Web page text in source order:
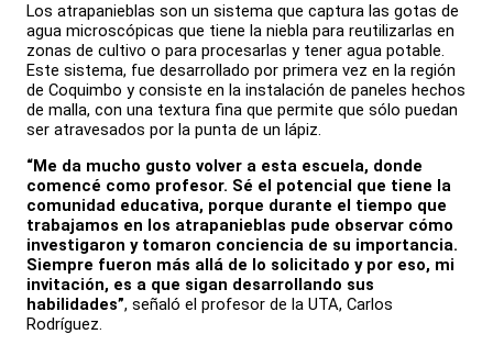
Los atrapanieblas son un sistema que captura las gotas de
agua microscópicas que tiene la niebla para reutilizarlas en
zonas de cultivo o para procesarlas y tener agua potable.
Este sistema, fue desarrollado por primera vez en la región
de Coquimbo y consiste en la instalación de paneles hechos
de malla, con una textura fina que permite que sólo puedan
ser atravesados por la punta de un lápiz.
“Me da mucho gusto volver a esta escuela, donde
comencé como profesor. Sé el potencial que tiene la
comunidad educativa, porque durante el tiempo que
trabajamos en los atrapanieblas pude observar cómo
investigaron y tomaron conciencia de su importancia.
Siempre fueron más allá de lo solicitado y por eso, mi
invitación, es a que sigan desarrollando sus
habilidades”, señaló el profesor de la UTA, Carlos
Rodríguez.